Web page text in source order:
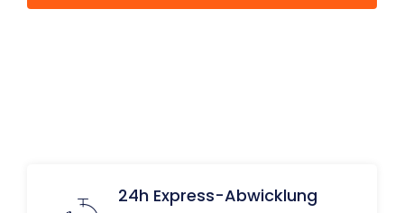
24h Express-Abwicklung